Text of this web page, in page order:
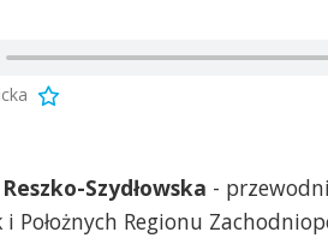
Szydłowska -
Położnych Regionu